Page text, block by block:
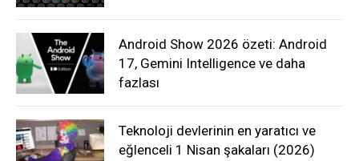
Android Show 2026 özeti: Android
17, Gemini Intelligence ve daha
fazlası
Teknoloji devlerinin en yaratıcı ve
eğlenceli 1 Nisan şakaları (2026)